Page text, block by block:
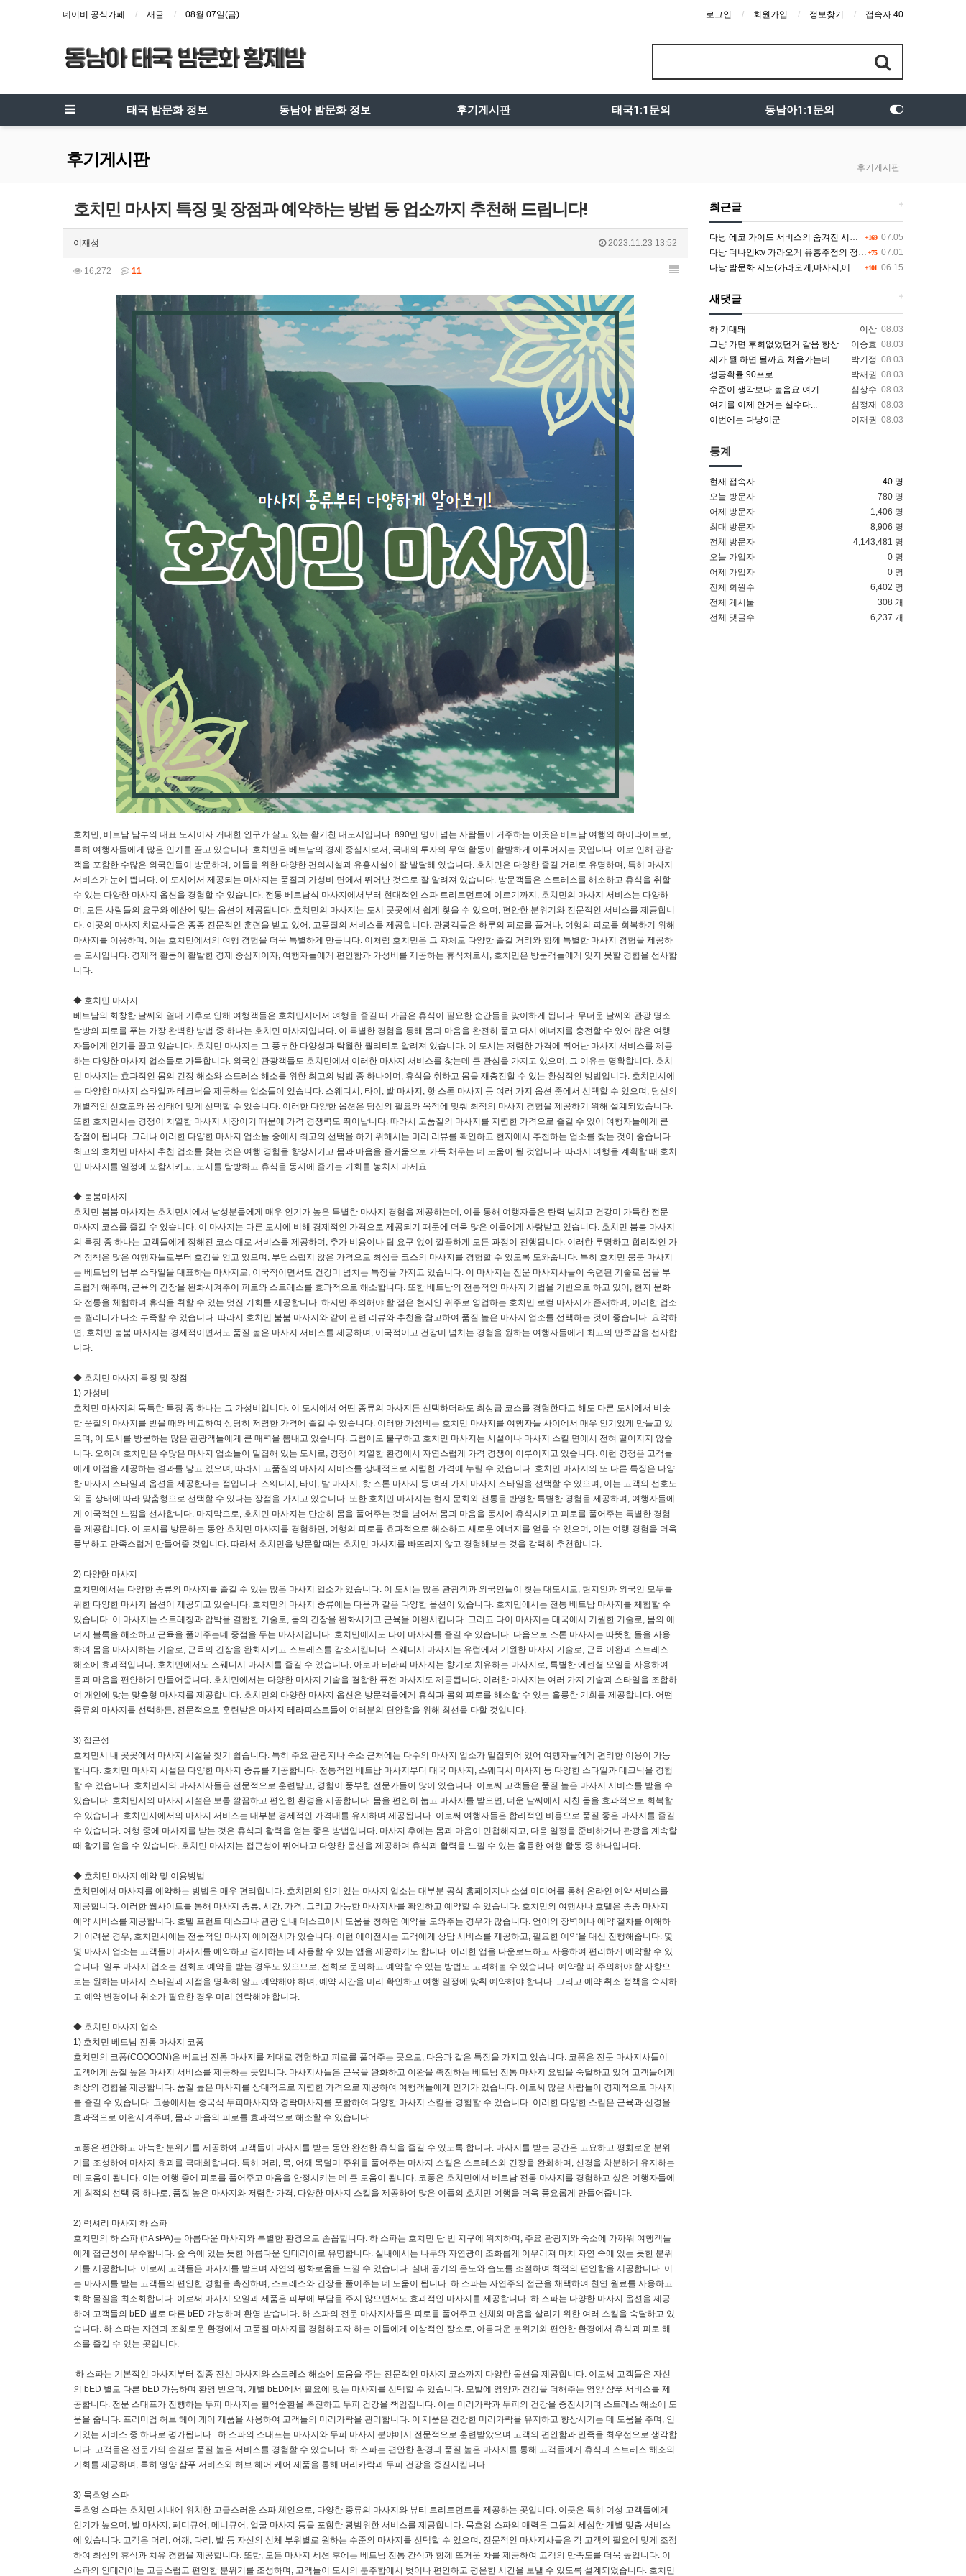
네이버 공식카페 새글 08월 07일(금) 로그인 회원가입 정보찾기 접속자 40
태국 밤문화 정보 동남아 밤문화 정보 후기게시판 태국1:1문의 동남아1:1문의
후기게시판 후기게시판
호치민 마사지 특징 및 장점과 예약하는 방법 등 업소까지 추천해 드립니다!
이재성 2023.11.23 13:52
16,272 11
호치민, 베트남 남부의 대표 도시이자 거대한 인구가 살고 있는 활기찬 대도시입니다. 890만 명이 넘는 사람들이 거주하는 이곳은 베트남 여행의 하이라이트로,
특히 여행자들에게 많은 인기를 끌고 있습니다. 호치민은 베트남의 경제 중심지로서, 국내외 투자와 무역 활동이 활발하게 이루어지는 곳입니다. 이로 인해 관광
객을 포함한 수많은 외국인들이 방문하며, 이들을 위한 다양한 편의시설과 유흥시설이 잘 발달해 있습니다. 호치민은 다양한 즐길 거리로 유명하며, 특히 마사지
서비스가 눈에 띕니다. 이 도시에서 제공되는 마사지는 품질과 가성비 면에서 뛰어난 것으로 잘 알려져 있습니다. 방문객들은 스트레스를 해소하고 휴식을 취할
수 있는 다양한 마사지 옵션을 경험할 수 있습니다. 전통 베트남식 마사지에서부터 현대적인 스파 트리트먼트에 이르기까지, 호치민의 마사지 서비스는 다양하
며, 모든 사람들의 요구와 예산에 맞는 옵션이 제공됩니다. 호치민의 마사지는 도시 곳곳에서 쉽게 찾을 수 있으며, 편안한 분위기와 전문적인 서비스를 제공합니
다. 이곳의 마사지 치료사들은 종종 전문적인 훈련을 받고 있어, 고품질의 서비스를 제공합니다. 관광객들은 하루의 피로를 풀거나, 여행의 피로를 회복하기 위해
마사지를 이용하며, 이는 호치민에서의 여행 경험을 더욱 특별하게 만듭니다. 이처럼 호치민은 그 자체로 다양한 즐길 거리와 함께 특별한 마사지 경험을 제공하
는 도시입니다. 경제적 활동이 활발한 경제 중심지이자, 여행자들에게 편안함과 가성비를 제공하는 휴식처로서, 호치민은 방문객들에게 잊지 못할 경험을 선사합
니다.
◆ 호치민 마사지
베트남의 화창한 날씨와 열대 기후로 인해 여행객들은 호치민시에서 여행을 즐길 때 가끔은 휴식이 필요한 순간들을 맞이하게 됩니다. 무더운 날씨와 관광 명소
탐방의 피로를 푸는 가장 완벽한 방법 중 하나는 호치민 마사지입니다. 이 특별한 경험을 통해 몸과 마음을 완전히 풀고 다시 에너지를 충전할 수 있어 많은 여행
자들에게 인기를 끌고 있습니다. 호치민 마사지는 그 풍부한 다양성과 탁월한 퀄리티로 알려져 있습니다. 이 도시는 저렴한 가격에 뛰어난 마사지 서비스를 제공
하는 다양한 마사지 업소들로 가득합니다. 외국인 관광객들도 호치민에서 이러한 마사지 서비스를 찾는데 큰 관심을 가지고 있으며, 그 이유는 명확합니다. 호치
민 마사지는 효과적인 몸의 긴장 해소와 스트레스 해소를 위한 최고의 방법 중 하나이며, 휴식을 취하고 몸을 재충전할 수 있는 환상적인 방법입니다. 호치민시에
는 다양한 마사지 스타일과 테크닉을 제공하는 업소들이 있습니다. 스웨디시, 타이, 발 마사지, 핫 스톤 마사지 등 여러 가지 옵션 중에서 선택할 수 있으며, 당신의
개별적인 선호도와 몸 상태에 맞게 선택할 수 있습니다. 이러한 다양한 옵션은 당신의 필요와 목적에 맞춰 최적의 마사지 경험을 제공하기 위해 설계되었습니다.
또한 호치민시는 경쟁이 치열한 마사지 시장이기 때문에 가격 경쟁력도 뛰어납니다. 따라서 고품질의 마사지를 저렴한 가격으로 즐길 수 있어 여행자들에게 큰
장점이 됩니다. 그러나 이러한 다양한 마사지 업소들 중에서 최고의 선택을 하기 위해서는 미리 리뷰를 확인하고 현지에서 추천하는 업소를 찾는 것이 좋습니다.
최고의 호치민 마사지 추천 업소를 찾는 것은 여행 경험을 향상시키고 몸과 마음을 즐거움으로 가득 채우는 데 도움이 될 것입니다. 따라서 여행을 계획할 때 호치
민 마사지를 일정에 포함시키고, 도시를 탐방하고 휴식을 동시에 즐기는 기회를 놓치지 마세요.
◆ 붐붐마사지
호치민 붐붐 마사지는 호치민시에서 남성분들에게 매우 인기가 높은 특별한 마사지 경험을 제공하는데, 이를 통해 여행자들은 탄력 넘치고 건강미 가득한 전문
마사지 코스를 즐길 수 있습니다. 이 마사지는 다른 도시에 비해 경제적인 가격으로 제공되기 때문에 더욱 많은 이들에게 사랑받고 있습니다. 호치민 붐붐 마사지
의 특징 중 하나는 고객들에게 정해진 코스 대로 서비스를 제공하며, 추가 비용이나 팁 요구 없이 깔끔하게 모든 과정이 진행됩니다. 이러한 투명하고 합리적인 가
격 정책은 많은 여행자들로부터 호감을 얻고 있으며, 부담스럽지 않은 가격으로 최상급 코스의 마사지를 경험할 수 있도록 도와줍니다. 특히 호치민 붐붐 마사지
는 베트남의 남부 스타일을 대표하는 마사지로, 이국적이면서도 건강미 넘치는 특징을 가지고 있습니다. 이 마사지는 전문 마사지사들이 숙련된 기술로 몸을 부
드럽게 해주며, 근육의 긴장을 완화시켜주어 피로와 스트레스를 효과적으로 해소합니다. 또한 베트남의 전통적인 마사지 기법을 기반으로 하고 있어, 현지 문화
와 전통을 체험하며 휴식을 취할 수 있는 멋진 기회를 제공합니다. 하지만 주의해야 할 점은 현지인 위주로 영업하는 호치민 로컬 마사지가 존재하며, 이러한 업소
는 퀄리티가 다소 부족할 수 있습니다. 따라서 호치민 붐붐 마사지와 같이 관련 리뷰와 추천을 참고하여 품질 높은 마사지 업소를 선택하는 것이 좋습니다. 요약하
면, 호치민 붐붐 마사지는 경제적이면서도 품질 높은 마사지 서비스를 제공하며, 이국적이고 건강미 넘치는 경험을 원하는 여행자들에게 최고의 만족감을 선사합
니다.
◆ 호치민 마사지 특징 및 장점
1) 가성비
호치민 마사지의 독특한 특징 중 하나는 그 가성비입니다. 이 도시에서 어떤 종류의 마사지든 선택하더라도 최상급 코스를 경험한다고 해도 다른 도시에서 비슷
한 품질의 마사지를 받을 때와 비교하여 상당히 저렴한 가격에 즐길 수 있습니다. 이러한 가성비는 호치민 마사지를 여행자들 사이에서 매우 인기있게 만들고 있
으며, 이 도시를 방문하는 많은 관광객들에게 큰 매력을 뽐내고 있습니다. 그럼에도 불구하고 호치민 마사지는 시설이나 마사지 스킬 면에서 전혀 떨어지지 않습
니다. 오히려 호치민은 수많은 마사지 업소들이 밀집해 있는 도시로, 경쟁이 치열한 환경에서 자연스럽게 가격 경쟁이 이루어지고 있습니다. 이런 경쟁은 고객들
에게 이점을 제공하는 결과를 낳고 있으며, 따라서 고품질의 마사지 서비스를 상대적으로 저렴한 가격에 누릴 수 있습니다. 호치민 마사지의 또 다른 특징은 다양
한 마사지 스타일과 옵션을 제공한다는 점입니다. 스웨디시, 타이, 발 마사지, 핫 스톤 마사지 등 여러 가지 마사지 스타일을 선택할 수 있으며, 이는 고객의 선호도
와 몸 상태에 따라 맞춤형으로 선택할 수 있다는 장점을 가지고 있습니다. 또한 호치민 마사지는 현지 문화와 전통을 반영한 특별한 경험을 제공하며, 여행자들에
게 이국적인 느낌을 선사합니다. 마지막으로, 호치민 마사지는 단순히 몸을 풀어주는 것을 넘어서 몸과 마음을 동시에 휴식시키고 피로를 풀어주는 특별한 경험
을 제공합니다. 이 도시를 방문하는 동안 호치민 마사지를 경험하면, 여행의 피로를 효과적으로 해소하고 새로운 에너지를 얻을 수 있으며, 이는 여행 경험을 더욱
풍부하고 만족스럽게 만들어줄 것입니다. 따라서 호치민을 방문할 때는 호치민 마사지를 빠뜨리지 않고 경험해보는 것을 강력히 추천합니다.
2) 다양한 마사지
호치민에서는 다양한 종류의 마사지를 즐길 수 있는 많은 마사지 업소가 있습니다. 이 도시는 많은 관광객과 외국인들이 찾는 대도시로, 현지인과 외국인 모두를
위한 다양한 마사지 옵션이 제공되고 있습니다. 호치민의 마사지 종류에는 다음과 같은 다양한 옵션이 있습니다. 호치민에서는 전통 베트남 마사지를 체험할 수
있습니다. 이 마사지는 스트레칭과 압박을 결합한 기술로, 몸의 긴장을 완화시키고 근육을 이완시킵니다. 그리고 타이 마사지는 태국에서 기원한 기술로, 몸의 에
너지 블록을 해소하고 근육을 풀어주는데 중점을 두는 마사지입니다. 호치민에서도 타이 마사지를 즐길 수 있습니다. 다음으로 스톤 마사지는 따뜻한 돌을 사용
하여 몸을 마사지하는 기술로, 근육의 긴장을 완화시키고 스트레스를 감소시킵니다. 스웨디시 마사지는 유럽에서 기원한 마사지 기술로, 근육 이완과 스트레스
해소에 효과적입니다. 호치민에서도 스웨디시 마사지를 즐길 수 있습니다. 아로마 테라피 마사지는 향기로 치유하는 마사지로, 특별한 에센셜 오일을 사용하여
몸과 마음을 편안하게 만들어줍니다. 호치민에서는 다양한 마사지 기술을 결합한 퓨전 마사지도 제공됩니다. 이러한 마사지는 여러 가지 기술과 스타일을 조합하
여 개인에 맞는 맞춤형 마사지를 제공합니다. 호치민의 다양한 마사지 옵션은 방문객들에게 휴식과 몸의 피로를 해소할 수 있는 훌륭한 기회를 제공합니다. 어떤
종류의 마사지를 선택하든, 전문적으로 훈련받은 마사지 테라피스트들이 여러분의 편안함을 위해 최선을 다할 것입니다.
3) 접근성
호치민시 내 곳곳에서 마사지 시설을 찾기 쉽습니다. 특히 주요 관광지나 숙소 근처에는 다수의 마사지 업소가 밀집되어 있어 여행자들에게 편리한 이용이 가능
합니다. 호치민 마사지 시설은 다양한 마사지 종류를 제공합니다. 전통적인 베트남 마사지부터 태국 마사지, 스웨디시 마사지 등 다양한 스타일과 테크닉을 경험
할 수 있습니다. 호치민시의 마사지사들은 전문적으로 훈련받고, 경험이 풍부한 전문가들이 많이 있습니다. 이로써 고객들은 품질 높은 마사지 서비스를 받을 수
있습니다. 호치민시의 마사지 시설은 보통 깔끔하고 편안한 환경을 제공합니다. 몸을 편안히 눕고 마사지를 받으면, 더운 날씨에서 지친 몸을 효과적으로 회복할
수 있습니다. 호치민시에서의 마사지 서비스는 대부분 경제적인 가격대를 유지하며 제공됩니다. 이로써 여행자들은 합리적인 비용으로 품질 좋은 마사지를 즐길
수 있습니다. 여행 중에 마사지를 받는 것은 휴식과 활력을 얻는 좋은 방법입니다. 마사지 후에는 몸과 마음이 민첩해지고, 다음 일정을 준비하거나 관광을 계속할
때 활기를 얻을 수 있습니다. 호치민 마사지는 접근성이 뛰어나고 다양한 옵션을 제공하며 휴식과 활력을 느낄 수 있는 훌륭한 여행 활동 중 하나입니다.
◆ 호치민 마사지 예약 및 이용방법
호치민에서 마사지를 예약하는 방법은 매우 편리합니다. 호치민의 인기 있는 마사지 업소는 대부분 공식 홈페이지나 소셜 미디어를 통해 온라인 예약 서비스를
제공합니다. 이러한 웹사이트를 통해 마사지 종류, 시간, 가격, 그리고 가능한 마사지사를 확인하고 예약할 수 있습니다. 호치민의 여행사나 호텔은 종종 마사지
예약 서비스를 제공합니다. 호텔 프런트 데스크나 관광 안내 데스크에서 도움을 청하면 예약을 도와주는 경우가 많습니다. 언어의 장벽이나 예약 절차를 이해하
기 어려운 경우, 호치민시에는 전문적인 마사지 에이전시가 있습니다. 이런 에이전시는 고객에게 상담 서비스를 제공하고, 필요한 예약을 대신 진행해줍니다. 몇
몇 마사지 업소는 고객들이 마사지를 예약하고 결제하는 데 사용할 수 있는 앱을 제공하기도 합니다. 이러한 앱을 다운로드하고 사용하여 편리하게 예약할 수 있
습니다. 일부 마사지 업소는 전화로 예약을 받는 경우도 있으므로, 전화로 문의하고 예약할 수 있는 방법도 고려해볼 수 있습니다. 예약할 때 주의해야 할 사항으
로는 원하는 마사지 스타일과 지점을 명확히 알고 예약해야 하며, 예약 시간을 미리 확인하고 여행 일정에 맞춰 예약해야 합니다. 그리고 예약 취소 정책을 숙지하
고 예약 변경이나 취소가 필요한 경우 미리 연락해야 합니다.
◆ 호치민 마사지 업소
1) 호치민 베트남 전통 마사지 코퐁
호치민의 코퐁(COQOON)은 베트남 전통 마사지를 제대로 경험하고 피로를 풀어주는 곳으로, 다음과 같은 특징을 가지고 있습니다. 코퐁은 전문 마사지사들이
고객에게 품질 높은 마사지 서비스를 제공하는 곳입니다. 마사지사들은 근육을 완화하고 이완을 촉진하는 베트남 전통 마사지 요법을 숙달하고 있어 고객들에게
최상의 경험을 제공합니다. 품질 높은 마사지를 상대적으로 저렴한 가격으로 제공하여 여행객들에게 인기가 있습니다. 이로써 많은 사람들이 경제적으로 마사지
를 즐길 수 있습니다. 코퐁에서는 중국식 두피마사지와 경락마사지를 포함하여 다양한 마사지 스킬을 경험할 수 있습니다. 이러한 다양한 스킬은 근육과 신경을
효과적으로 이완시켜주며, 몸과 마음의 피로를 효과적으로 해소할 수 있습니다.
코퐁은 편안하고 아늑한 분위기를 제공하여 고객들이 마사지를 받는 동안 완전한 휴식을 즐길 수 있도록 합니다. 마사지를 받는 공간은 고요하고 평화로운 분위
기를 조성하여 마사지 효과를 극대화합니다. 특히 머리, 목, 어깨 목덜미 주위를 풀어주는 마사지 스킬은 스트레스와 긴장을 완화하며, 신경을 차분하게 유지하는
데 도움이 됩니다. 이는 여행 중에 피로를 풀어주고 마음을 안정시키는 데 큰 도움이 됩니다. 코퐁은 호치민에서 베트남 전통 마사지를 경험하고 싶은 여행자들에
게 최적의 선택 중 하나로, 품질 높은 마사지와 저렴한 가격, 다양한 마사지 스킬을 제공하여 많은 이들의 호치민 여행을 더욱 풍요롭게 만들어줍니다.
2) 럭셔리 마사지 하 스파
호치민의 하 스파 (hA sPA)는 아름다운 마사지와 특별한 환경으로 손꼽힙니다. 하 스파는 호치민 탄 빈 지구에 위치하며, 주요 관광지와 숙소에 가까워 여행객들
에게 접근성이 우수합니다. 숲 속에 있는 듯한 아름다운 인테리어로 유명합니다. 실내에서는 나무와 자연광이 조화롭게 어우러져 마치 자연 속에 있는 듯한 분위
기를 제공합니다. 이로써 고객들은 마사지를 받으며 자연의 평화로움을 느낄 수 있습니다. 실내 공기의 온도와 습도를 조절하여 최적의 편안함을 제공합니다. 이
는 마사지를 받는 고객들의 편안한 경험을 촉진하며, 스트레스와 긴장을 풀어주는 데 도움이 됩니다. 하 스파는 자연주의 접근을 채택하여 천연 원료를 사용하고
화학 물질을 최소화합니다. 이로써 마사지 오일과 제품은 피부에 부담을 주지 않으면서도 효과적인 마사지를 제공합니다. 하 스파는 다양한 마사지 옵션을 제공
하여 고객들의 bED 별로 다른 bED 가능하며 환영 받습니다. 하 스파의 전문 마사지사들은 피로를 풀어주고 신체와 마음을 살리기 위한 여러 스킬을 숙달하고 있
습니다. 하 스파는 자연과 조화로운 환경에서 고품질 마사지를 경험하고자 하는 이들에게 이상적인 장소로, 아름다운 분위기와 편안한 환경에서 휴식과 피로 해
소를 즐길 수 있는 곳입니다.
하 스파는 기본적인 마사지부터 집중 전신 마사지와 스트레스 해소에 도움을 주는 전문적인 마사지 코스까지 다양한 옵션을 제공합니다. 이로써 고객들은 자신
의 bED 별로 다른 bED 가능하며 환영 받으며, 개별 bED에서 필요에 맞는 마사지를 선택할 수 있습니다. 모발에 영양과 건강을 더해주는 영양 샴푸 서비스를 제
공합니다. 전문 스태프가 진행하는 두피 마사지는 혈액순환을 촉진하고 두피 건강을 책임집니다. 이는 머리카락과 두피의 건강을 증진시키며 스트레스 해소에 도
움을 줍니다. 프리미엄 허브 헤어 케어 제품을 사용하여 고객들의 머리카락을 관리합니다. 이 제품은 건강한 머리카락을 유지하고 향상시키는 데 도움을 주며, 인
기있는 서비스 중 하나로 평가됩니다. 하 스파의 스태프는 마사지와 두피 마사지 분야에서 전문적으로 훈련받았으며 고객의 편안함과 만족을 최우선으로 생각합
니다. 고객들은 전문가의 손길로 품질 높은 서비스를 경험할 수 있습니다. 하 스파는 편안한 환경과 품질 높은 마사지를 통해 고객들에게 휴식과 스트레스 해소의
기회를 제공하며, 특히 영양 샴푸 서비스와 허브 헤어 케어 제품을 통해 머리카락과 두피 건강을 증진시킵니다.
3) 묵흐엉 스파
묵흐엉 스파는 호치민 시내에 위치한 고급스러운 스파 체인으로, 다양한 종류의 마사지와 뷰티 트리트먼트를 제공하는 곳입니다. 이곳은 특히 여성 고객들에게
인기가 높으며, 발 마사지, 페디큐어, 메니큐어, 얼굴 마사지 등을 포함한 광범위한 서비스를 제공합니다. 묵흐엉 스파의 매력은 그들의 세심한 개별 맞춤 서비스
에 있습니다. 고객은 머리, 어깨, 다리, 발 등 자신의 신체 부위별로 원하는 수준의 마사지를 선택할 수 있으며, 전문적인 마사지사들은 각 고객의 필요에 맞게 조정
하여 최상의 휴식과 치유 경험을 제공합니다. 또한, 모든 마사지 세션 후에는 베트남 전통 간식과 함께 뜨거운 차를 제공하여 고객의 만족도를 더욱 높입니다. 이
스파의 인테리어는 고급스럽고 편안한 분위기를 조성하며, 고객들이 도시의 분주함에서 벗어나 편안하고 평온한 시간을 보낼 수 있도록 설계되었습니다. 호치민
+
최근글
+169 07.05
다낭 에코 가이드 서비스의 숨겨진 시스템과 다채로운 인력 풀의 진실
+75 07.01
다낭 더나인ktv 가라오케 유흥주점의 정석을 찾고 있다면 여기
+101 06.15
다낭 밤문화 지도(가라오케,마사지,에코걸,토킹바,클럽) 유흥별 가격 및 후기공유
+
새댓글
이산 08.03
하 기대돼
이승효 08.03
그냥 가면 후회없었던거 같음 항상
박기정 08.03
제가 뭘 하면 될까요 처음가는데
박재권 08.03
성공확률 90프로
심상수 08.03
수준이 생각보다 높음요 여기
심정재 08.03
여기를 이제 안거는 실수다...
이재권 08.03
이번에는 다낭이군
통계
현재 접속자
40 명
오늘 방문자
780 명
어제 방문자
1,406 명
최대 방문자
8,906 명
전체 방문자
4,143,481 명
오늘 가입자
0 명
어제 가입자
0 명
전체 회원수
6,402 명
전체 게시물
308 개
전체 댓글수
6,237 개